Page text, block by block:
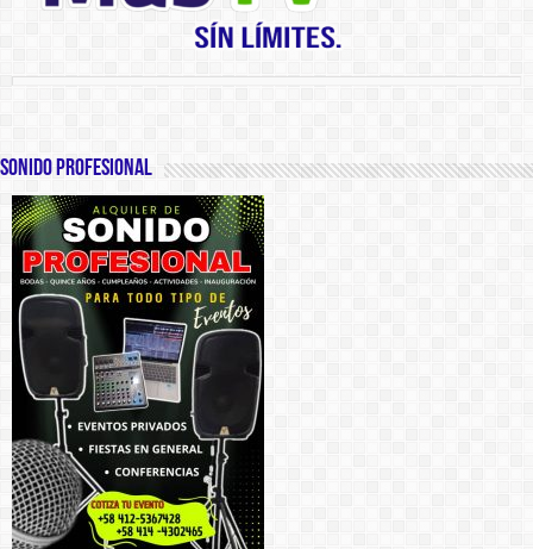
SONIDO PROFESIONAL